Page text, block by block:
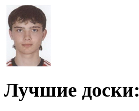
Лучшие доски: